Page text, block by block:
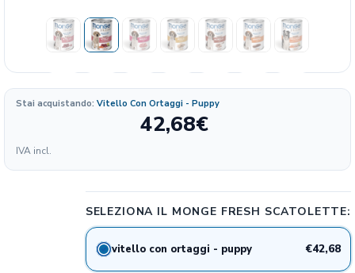
Stai acquistando: Vitello Con Ortaggi - Puppy
42,68€
IVA incl.
SELEZIONA IL MONGE FRESH SCATOLETTE:
vitello con ortaggi - puppy €42,68
Formato
vitello con ortaggi - puppy
28% 42.68€ 4.45
€/KG
28% 42.68€
€/KG